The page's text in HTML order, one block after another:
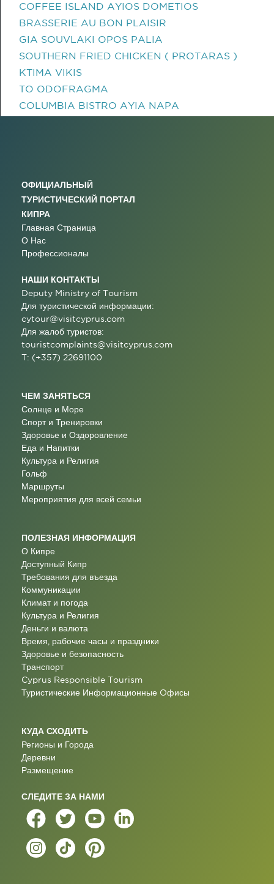
COFFEE ISLAND AYIOS DOMETIOS
BRASSERIE AU BON PLAISIR
GIA SOUVLAKI OPOS PALIA
SOUTHERN FRIED CHICKEN ( PROTARAS )
KTIMA VIKIS
TO ODOFRAGMA
COLUMBIA BISTRO AYIA NAPA
ОФИЦИАЛЬНЫЙ
ТУРИСТИЧЕСКИЙ ПОРТАЛ
КИПРА
Главная Страница
О Нас
Профессионалы
НАШИ КОНТАКТЫ
Deputy Ministry of Tourism
Для туристической информации:
cytour@visitcyprus.com
Для жалоб туристов:
touristcomplaints@visitcyprus.com
T: (+357) 22691100
ЧЕМ ЗАНЯТЬСЯ
Солнце и Море
Спорт и Тренировки
Здоровье и Оздоровление
Еда и Напитки
Культура и Религия
Гольф
Маршруты
Мероприятия для всей семьи
ПОЛЕЗНАЯ ИНФОРМАЦИЯ
О Кипре
Доступный Кипр
Требования для въезда
Коммуникации
Климат и погода
Культура и Религия
Деньги и валюта
Время, рабочие часы и праздники
Здоровье и безопасность
Транспорт
Cyprus Responsible Tourism
Туристические Информационные Oфисы
КУДА СХОДИТЬ
Регионы и Города
Деревни
Размещение
СЛЕДИТЕ ЗА НАМИ